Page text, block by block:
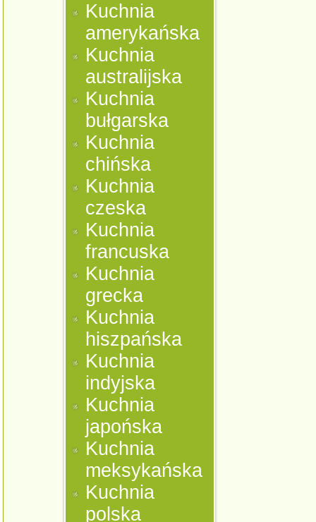
Kuchnia
amerykańska
Kuchnia
australijska
Kuchnia
bułgarska
Kuchnia
chińska
Kuchnia
czeska
Kuchnia
francuska
Kuchnia
grecka
Kuchnia
hiszpańska
Kuchnia
indyjska
Kuchnia
japońska
Kuchnia
meksykańska
Kuchnia
polska